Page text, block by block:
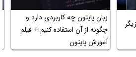
زبان پایتون چه کاربردی دارد و
چگونه از آن استفاده کنیم + فیلم
آموزش پایتون